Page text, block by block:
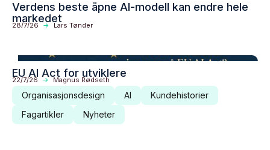
Verdens beste åpne AI-modell kan endre hele
markedet
28/7/26 -> Lars Tønder
EU AI Act for utviklere
22/7/26 -> Magnus Rødseth
Organisasjonsdesign AI
Kundehistorier
Fagartikler
Nyheter